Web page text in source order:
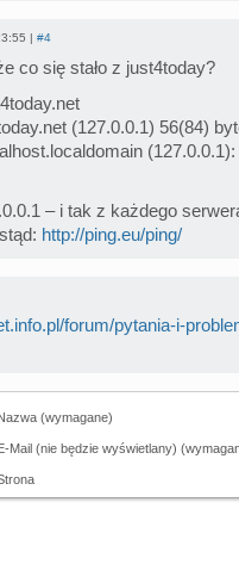
| #4
co się stało z just4today?
(127.0.0.1) 56(84)
– i tak z każdego
http://ping.eu/ping/
forum/pytania-i-
(wymagane)
Mail (nie będzie wyświetlany)